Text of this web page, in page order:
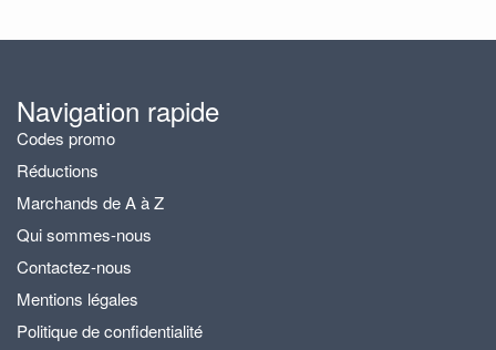
Navigation rapide
Codes promo
Réductions
Marchands de A à Z
Qui sommes-nous
Contactez-nous
Mentions légales
Politique de confidentialité